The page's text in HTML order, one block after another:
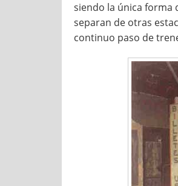
siendo la única forma
separan de otras
continuo paso de